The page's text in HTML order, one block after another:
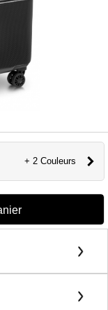
+ 2 Couleurs